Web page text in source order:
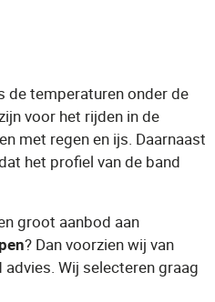
de temperaturen onder de
voor het rijden in de
met regen en ijs. Daarnaast
het profiel van de band
groot aanbod aan
​? Dan voorzien wij van
advies. Wij selecteren graag